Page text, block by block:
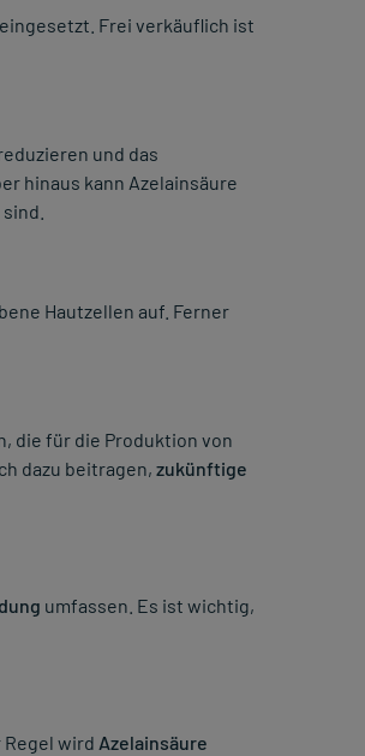
Frei verkäuflich ist
und das
hinaus kann Azelainsäure
Hautzellen auf. Ferner
die für die Produktion von
dazu beitragen, zukünftige
umfassen. Es ist wichtig,
Regel wird Azelainsäure